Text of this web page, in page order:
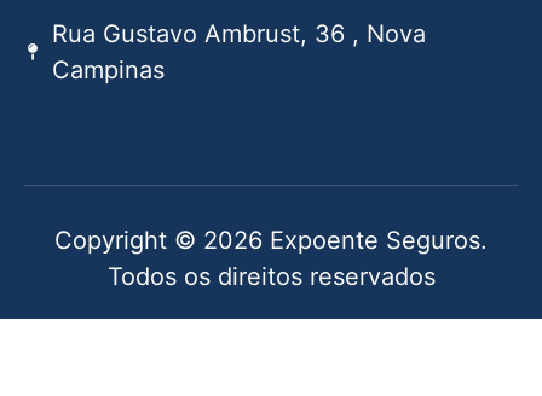
Rua Gustavo Ambrust, 36 , Nova
Campinas
Copyright © 2026 Expoente Seguros.
Todos os direitos reservados